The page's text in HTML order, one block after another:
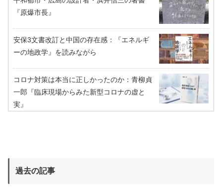
『原爆市長』
安保3文書改訂と中国の存在感：『エネルギ
ーの地政学』を読みながら
コロナ対策は本当に正しかったのか：青柳貞
一郎『臨床現場からみた新型コロナの虚と
実』
過去の記事